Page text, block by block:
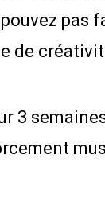
pas
de
3